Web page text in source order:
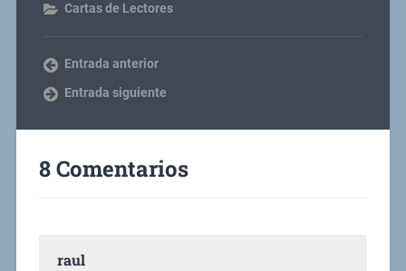
Cartas de Lectores
Entrada anterior
Entrada siguiente
8 Comentarios
raul